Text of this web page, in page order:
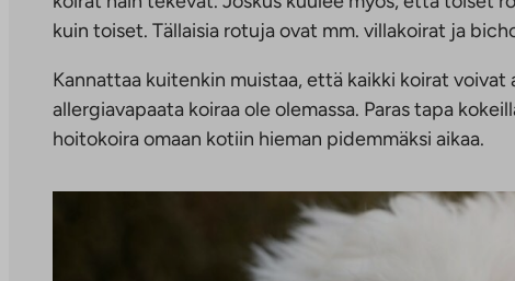
kuin toiset. Tällaisia rotuja ovat mm. villakoirat ja
Kannattaa kuitenkin muistaa, että kaikki koirat
allergiavapaata koiraa ole olemassa. Paras tapa
hoitokoira omaan kotiin hieman pidemmäksi aikaa.